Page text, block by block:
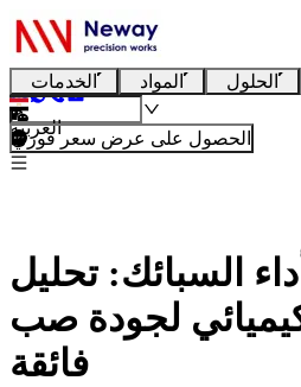
الخدمات المواد الحلول
العربية
الحصول على عرض سعر فوري
السبائك: تحليل
لجودة صب
فائقة